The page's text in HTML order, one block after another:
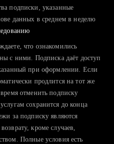
поиск и вручную поднимаете
и оценить шансы
подписки, указанные
данных в среднем в неделю
что ознакомились
с ними. Подписка даёт доступ
при оформлении. Если
продлится на тот же
отменить подписку
сохранится до конца
за подписку являются
кроме случаев,
Полные условия есть